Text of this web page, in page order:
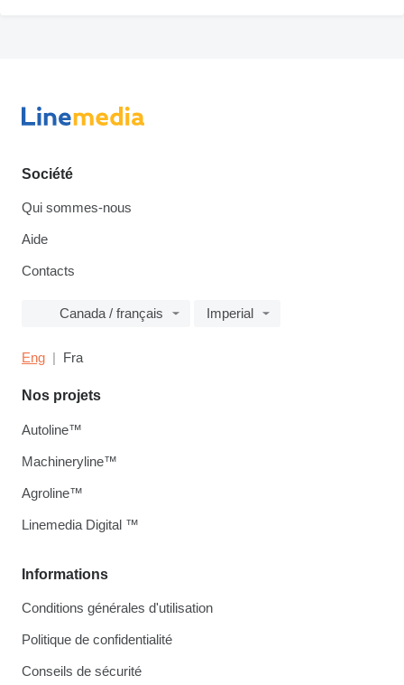
Société
Qui sommes-nous
Aide
Contacts
Canada / français Imperial
Eng Fra
Informations
Conditions générales d'utilisation
Politique de confidentialité
Conseils de sécurité
Nos projets
Autoline™
Machineryline™
Agroline™
Linemedia Digital ™